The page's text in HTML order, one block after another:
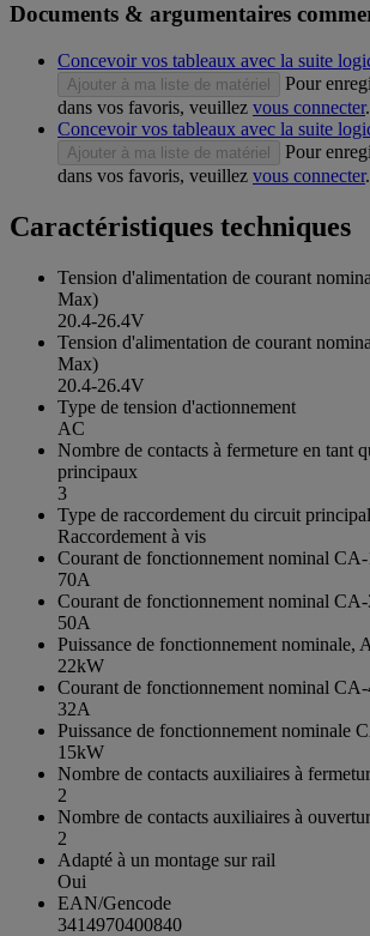
Documents & argumentaires
Concevoir vos tableaux avec la suite
Ajouter à ma liste de matériel
Pour
dans vos favoris, veuillez vous connecter.
Concevoir vos tableaux avec la suite
Ajouter à ma liste de matériel
Pour
dans vos favoris, veuillez vous connecter.
Caractéristiques techniques
Tension d'alimentation de courant
Max)
20.4-26.4V
Tension d'alimentation de courant
Max)
20.4-26.4V
Type de tension d'actionnement
AC
Nombre de contacts à fermeture en tant
principaux
3
Type de raccordement du circuit principal
Raccordement à vis
Courant de fonctionnement nominal
70A
Courant de fonctionnement nominal
50A
Puissance de fonctionnement nominale,
22kW
Courant de fonctionnement nominal
32A
Puissance de fonctionnement nominale
15kW
Nombre de contacts auxiliaires à
2
Nombre de contacts auxiliaires à
2
Adapté à un montage sur rail
Oui
EAN/Gencode
3414970400840